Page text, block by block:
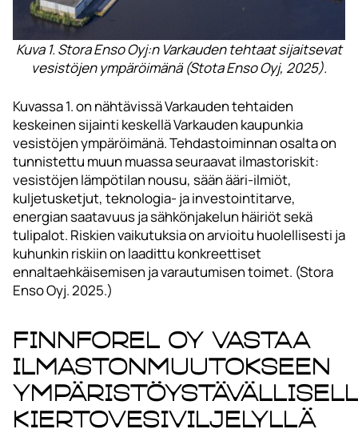
Kuva 1. Stora Enso Oyj:n Varkauden tehtaat sijaitsevat
vesistöjen ympäröimänä (Stota Enso Oyj, 2025).
Kuvassa 1. on nähtävissä Varkauden tehtaiden
keskeinen sijainti keskellä Varkauden kaupunkia
vesistöjen ympäröimänä. Tehdastoiminnan osalta on
tunnistettu muun muassa seuraavat ilmastoriskit:
vesistöjen lämpötilan nousu, sään ääri-ilmiöt,
kuljetusketjut, teknologia- ja investointitarve,
energian saatavuus ja sähkönjakelun häiriöt sekä
tulipalot. Riskien vaikutuksia on arvioitu huolellisesti ja
kuhunkin riskiin on laadittu konkreettiset
ennaltaehkäisemisen ja varautumisen toimet. (Stora
Enso Oyj. 2025.)
Finnforel Oy vastaa
ilmastonmuutokseen
kiertovesiviljelyllä